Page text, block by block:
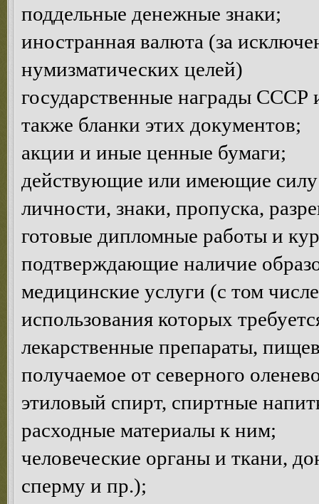
поддельные денежные знаки;
иностранная валюта (за
нумизматических целей)
государственные награды СССР
также бланки этих документов;
акции и иные ценные бумаги;
действующие или имеющие силу
личности, знаки, пропуска,
готовые дипломные работы и
подтверждающие наличие
медицинские услуги (с том
использования которых
лекарственные препараты,
получаемое от северного
этиловый спирт, спиртные
расходные материалы к ним;
человеческие органы и ткани,
сперму и пр.);